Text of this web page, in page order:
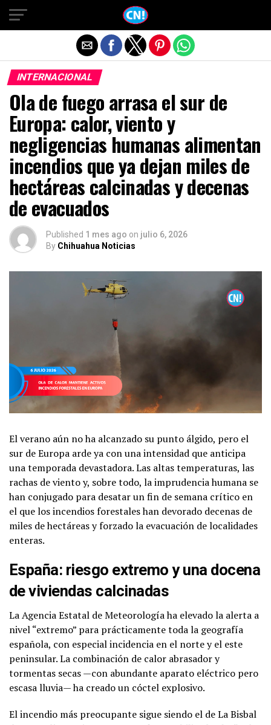
INTERNACIONAL
Ola de fuego arrasa el sur de
Europa: calor, viento y
negligencias humanas alimentan
incendios que ya dejan miles de
hectáreas calcinadas y decenas
de evacuados
Published 1 mes ago on julio 6, 2026
By Chihuahua Noticias
El verano aún no ha alcanzado su punto álgido, pero el
sur de Europa arde ya con una intensidad que anticipa
una temporada devastadora. Las altas temperaturas, las
rachas de viento y, sobre todo, la imprudencia humana se
han conjugado para desatar un fin de semana crítico en
el que los incendios forestales han devorado decenas de
miles de hectáreas y forzado la evacuación de localidades
enteras.
España: riesgo extremo y una docena
de viviendas calcinadas
La Agencia Estatal de Meteorología ha elevado la alerta a
nivel “extremo” para prácticamente toda la geografía
española, con especial incidencia en el norte y el este
peninsular. La combinación de calor abrasador y
tormentas secas —con abundante aparato eléctrico pero
escasa lluvia— ha creado un cóctel explosivo.
El incendio más preocupante sigue siendo el de La Bisbal
Salir de la versión móvil